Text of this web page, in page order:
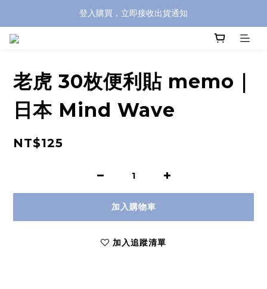
全館滿兩千免運！
登入購買，立即接收出貨通知
老虎 30枚便利貼 memo｜
日本 Mind Wave
NT$125
加入購物車
加入追蹤清單